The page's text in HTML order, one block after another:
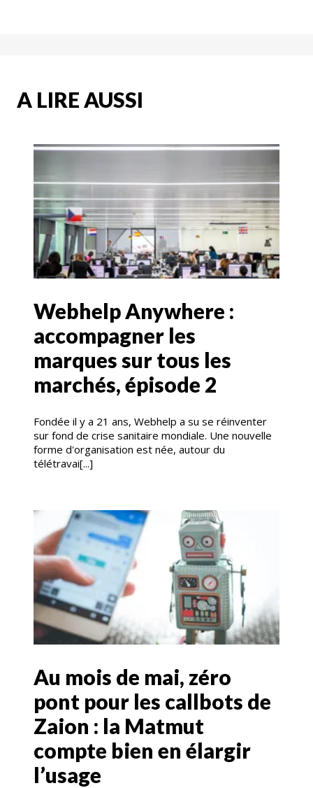
A LIRE AUSSI
Webhelp Anywhere :
accompagner les
marques sur tous les
marchés, épisode 2
Fondée il y a 21 ans, Webhelp a su se réinventer
sur fond de crise sanitaire mondiale. Une nouvelle
forme d'organisation est née, autour du
télétravai[...]
Au mois de mai, zéro
pont pour les callbots de
Zaion : la Matmut
compte bien en élargir
l’usage